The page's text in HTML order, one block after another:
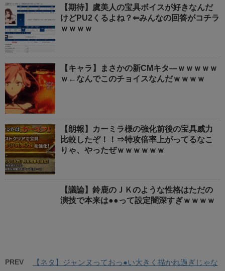
【期待】虞美人の宝具ボイスが好きなんだ
けどPU2くるよね？⇐みんなの回答がコチラ
ｗｗｗｗ
【キャラ】まさかの新CMキタ―ｗｗｗｗｗ
ｗ←なんでこのチョイスなんだｗｗｗｗ
【朗報】カーミラ様の強化前後の宝具威力
比較したぞ！！⇒特攻倍率上がってるなこ
りゃ、やったぜｗｗｗｗｗｗ
【議論】鈴鹿のＪＫのような性格はただの
演技で本来は●●って設定闇深すぎｗｗｗｗ
PREV
【ネタ】ジャンヌっておっ●い大きく描かれ過ぎじゃな